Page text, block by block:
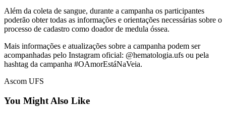
Além da coleta de sangue, durante a campanha os participantes
poderão obter todas as informações e orientações necessárias sobre o
processo de cadastro como doador de medula óssea.
Mais informações e atualizações sobre a campanha podem ser
acompanhadas pelo Instagram oficial: @hematologia.ufs ou pela
hashtag da campanha #OAmorEstáNaVeia.
Ascom UFS
You Might Also Like